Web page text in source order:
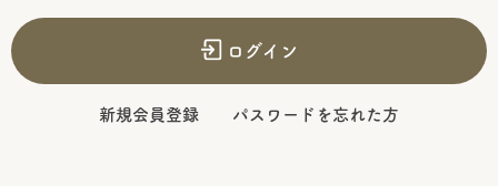
ログイン
新規会員登録 パスワードを忘れた方